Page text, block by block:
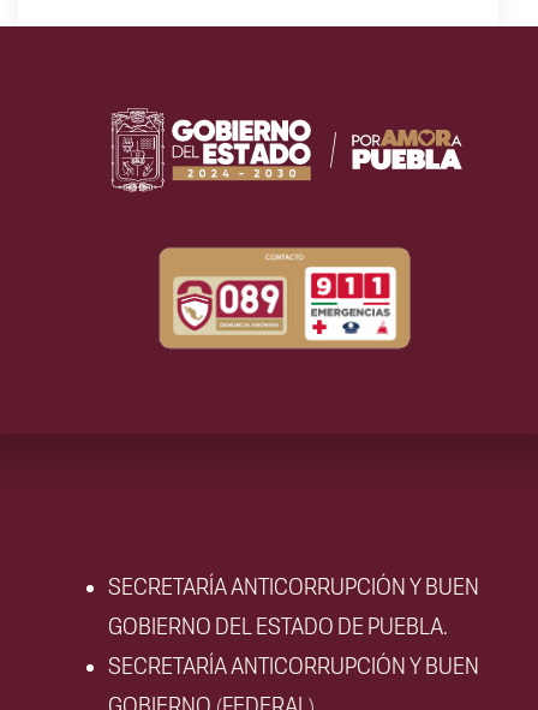
SECRETARÍA ANTICORRUPCIÓN Y BUEN
GOBIERNO DEL ESTADO DE PUEBLA.
SECRETARÍA ANTICORRUPCIÓN Y BUEN
GOBIERNO.(FEDERAL)